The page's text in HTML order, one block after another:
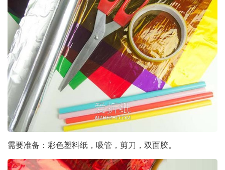
需要准备：彩色塑料纸，吸管，剪刀，双面胶。